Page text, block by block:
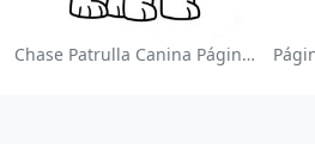
Chase Patrulla Canina Página Para Colorear